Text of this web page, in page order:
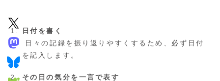
日付を書く
日々の記録を振り返りやすくするため、必ず日付
を記入します。
その日の気分を一言で表す